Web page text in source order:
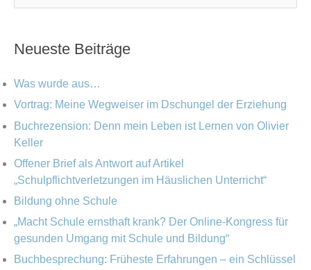
e
n
n
a
c
Neueste Beiträge
Was wurde aus…
Vortrag: Meine Wegweiser im Dschungel der Erziehung
Buchrezension: Denn mein Leben ist Lernen von Olivier
Keller
Offener Brief als Antwort auf Artikel
„Schulpflichtverletzungen im Häuslichen Unterricht“
Bildung ohne Schule
„Macht Schule ernsthaft krank? Der Online-Kongress für
gesunden Umgang mit Schule und Bildung“
Buchbesprechung: Früheste Erfahrungen – ein Schlüssel
a
e
i
e
n
r
h